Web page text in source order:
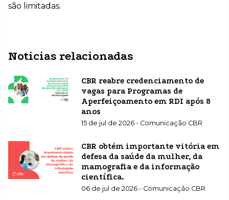
são limitadas.
Noticias relacionadas
CBR reabre credenciamento de
vagas para Programas de
Aperfeiçoamento em RDI após 8
anos
15 de jul de 2026 - Comunicação CBR
CBR obtém importante vitória em
defesa da saúde da mulher, da
mamografia e da informação
científica.
06 de jul de 2026 - Comunicação CBR